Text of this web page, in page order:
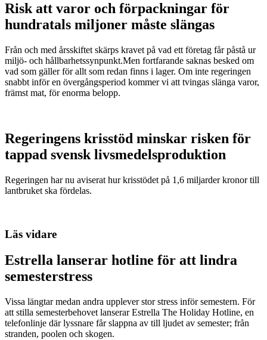
Risk att varor och förpackningar för
hundratals miljoner måste slängas
Från och med årsskiftet skärps kravet på vad ett företag får påstå ur
miljö- och hållbarhetssynpunkt.Men fortfarande saknas besked om
vad som gäller för allt som redan finns i lager. Om inte regeringen
snabbt inför en övergångsperiod kommer vi att tvingas slänga varor,
främst mat, för enorma belopp.
Regeringens krisstöd minskar risken för
tappad svensk livsmedelsproduktion
Regeringen har nu aviserat hur krisstödet på 1,6 miljarder kronor till
lantbruket ska fördelas.
Läs vidare
Estrella lanserar hotline för att lindra
semesterstress
Vissa längtar medan andra upplever stor stress inför semestern. För
att stilla semesterbehovet lanserar Estrella The Holiday Hotline, en
telefonlinje där lyssnare får slappna av till ljudet av semester; från
stranden, poolen och skogen.